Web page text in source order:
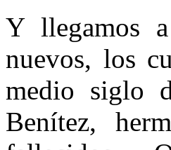
Y llegamos a
nuevos, los
medio siglo
Benítez,